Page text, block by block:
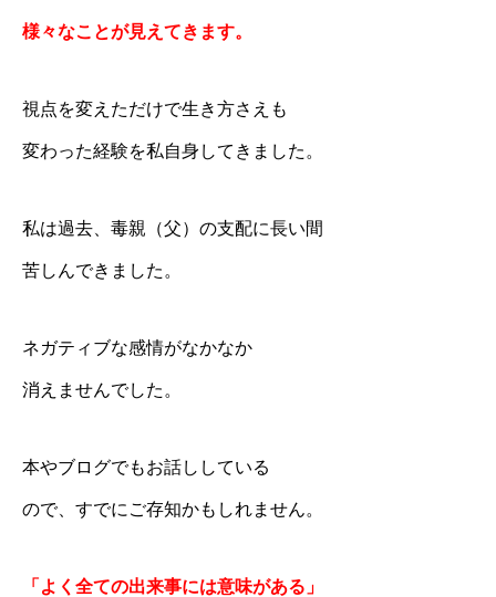
様々なことが見えてきます。
視点を変えただけで生き方さえも
変わった経験を私自身してきました。
私は過去、毒親（父）の支配に長い間
苦しんできました。
ネガティブな感情がなかなか
消えませんでした。
本やブログでもお話ししている
ので、すでにご存知かもしれません。
「よく全ての出来事には意味がある」